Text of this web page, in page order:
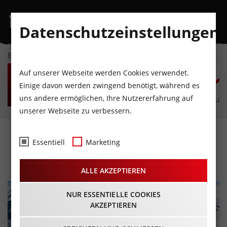
EVENTKALENDER
SO
9
AUGUST
MO
10
AUGUST
DI
11
AUGUST
MI
12
AUGUST
DO
13
AUGUST
Silvester am KOFEL
31.12.2025 - Beginn 18:00 Uhr
Datenschutzeinstellungen
Auf unserer Webseite werden Cookies verwendet.
Einige davon werden zwingend benötigt, während es
uns andere ermöglichen, Ihre Nutzererfahrung auf
unserer Webseite zu verbessern.
Essentiell Marketing
ALLE AKZEPTIEREN
NUR ESSENTIELLE COOKIES
AKZEPTIEREN